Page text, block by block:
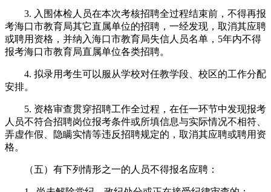
3. 入围体检人员在本次考核招聘全过程结束前，不得再报
考海口市教育局其它直属单位的招聘，一经发现，取消其应聘
或聘用资格，并纳入海口市教育局失信人员名单，5年内不得
报考海口市教育局直属单位各类招聘。
4. 拟录用考生可以服从学校对任教学段、校区的工作分配
安排。
5. 资格审查贯穿招聘工作全过程，在任一环节中发现报考
人员不符合招聘岗位报考条件或所填信息与实际情况不相符、
弄虚作假、隐瞒实情等违反招聘规定的，取消其应聘或聘用资
格。
（五）有下列情形之一的人员不得报名应聘：